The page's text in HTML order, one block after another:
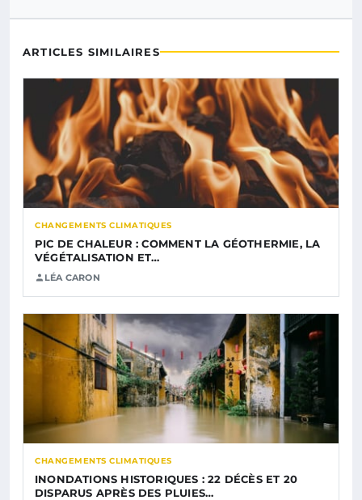
ARTICLES SIMILAIRES
CHANGEMENTS CLIMATIQUES
PIC DE CHALEUR : COMMENT LA GÉOTHERMIE, LA
VÉGÉTALISATION ET…
LÉA CARON
CHANGEMENTS CLIMATIQUES
INONDATIONS HISTORIQUES : 22 DÉCÈS ET 20
DISPARUS APRÈS DES PLUIES…